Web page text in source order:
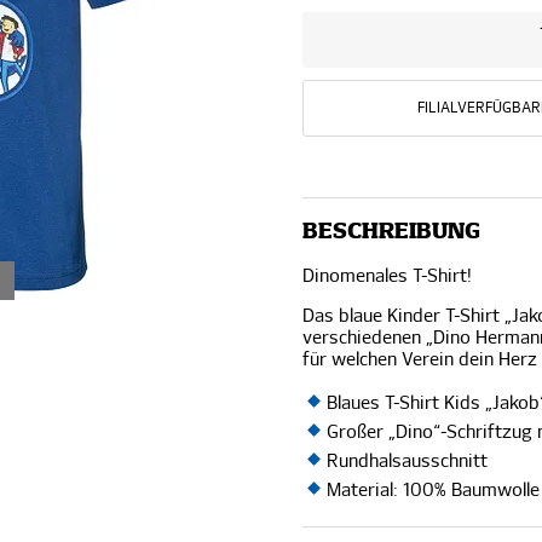
BESCHREIBUNG
Dinomenales T-Shirt!
Das blaue Kinder T-Shirt
verschiedenen „Dino
für welchen Verein dein
Blaues T-Shirt Kids
Großer „Dino“-Schriftzug
Rundhalsausschnitt
Material: 100%